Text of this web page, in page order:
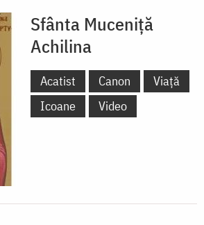
Sfânta Muceniță
Achilina
Acatist Canon
Viață
Icoane
Video